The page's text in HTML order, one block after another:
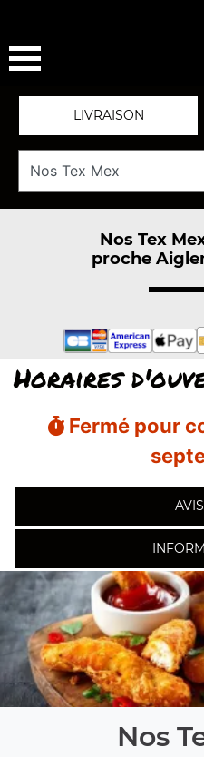
LIVRAISON
Nos Tex
proche
Horaires
Fermé pour
Nos